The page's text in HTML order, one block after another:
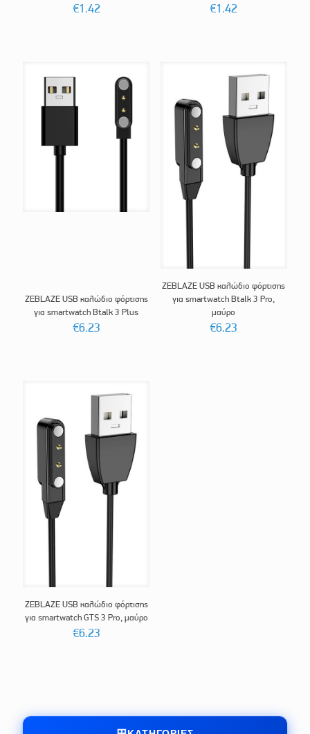
€1.42 €1.42
ZEBLAZE USB καλώδιο φόρτισης
για smartwatch Btalk 3 Plus
€6.23
ZEBLAZE USB καλώδιο φόρτισης
για smartwatch Btalk 3 Pro,
μαύρο
€6.23
ZEBLAZE USB καλώδιο φόρτισης
για smartwatch GTS 3 Pro, μαύρο
€6.23